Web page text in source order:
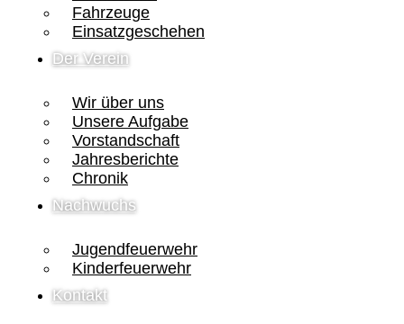
Fahrzeuge
Einsatzgeschehen
Der Verein
Wir über uns
Unsere Aufgabe
Vorstandschaft
Jahresberichte
Chronik
Nachwuchs
Jugendfeuerwehr
Kinderfeuerwehr
Kontakt